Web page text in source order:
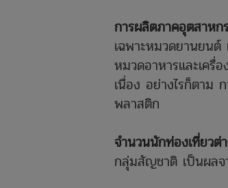
การผลิตภาคอุตสาหก
เฉพาะหมวดยานยน
หมวดอาหารและเครื่
เนื่อง อย่างไรก็ตาม
พลาสติก
จำนวนนักท่องเที่ยวต่
กลุ่มสัญชาติ เป็นผลจา